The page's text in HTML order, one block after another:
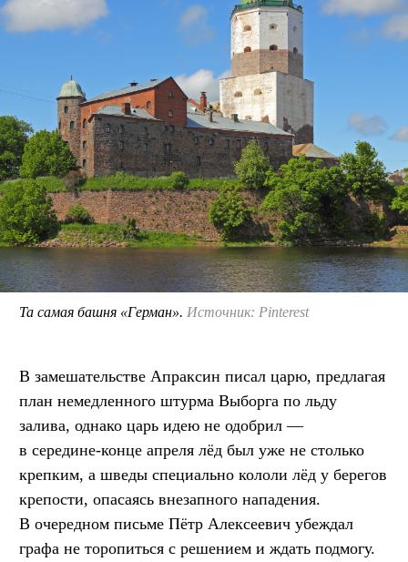
Та самая башня «Герман». Источник: Pinterest
В замешательстве Апраксин писал царю, предлагая
план немедленного штурма Выборга по льду
залива, однако царь идею не одобрил —
в середине-конце апреля лёд был уже не столько
крепким, а шведы специально кололи лёд у берегов
крепости, опасаясь внезапного нападения.
В очередном письме Пётр Алексеевич убеждал
графа не торопиться с решением и ждать подмогу.